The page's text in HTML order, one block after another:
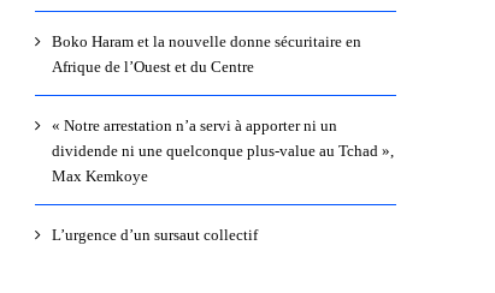
Boko Haram et la nouvelle donne sécuritaire en
Afrique de l’Ouest et du Centre
« Notre arrestation n’a servi à apporter ni un
dividende ni une quelconque plus-value au Tchad »,
Max Kemkoye
L’urgence d’un sursaut collectif